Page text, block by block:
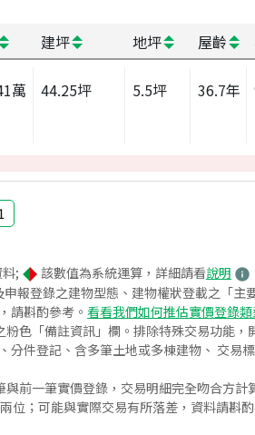
建坪 地坪 屋齡
萬 44.25坪 5.5坪 36.7年
; 該數值為系統運算，詳細請看說明
報登錄之建物型態、建物權狀登載之「主
請斟酌參考。 看看我們如何推估實價登錄
色「備註資訊」欄。排除特殊交易功能
件登記、含多筆土地或多棟建物、 交易
前一筆實價登錄，交易明細完全吻合方
；可能與實際交易有所落差，資料請斟酌